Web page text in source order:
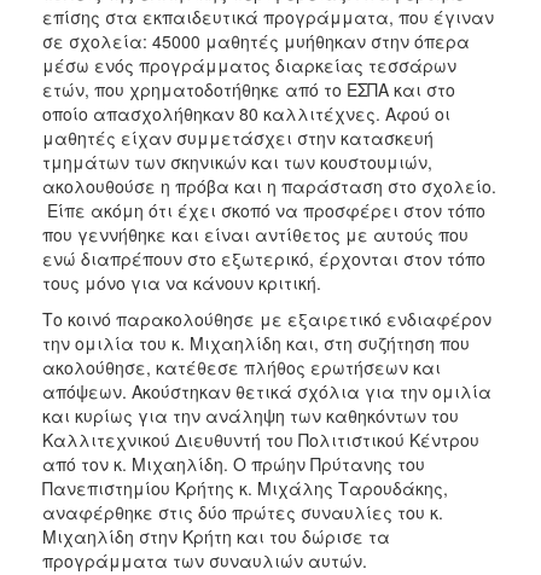
επίσης στα εκπαιδευτικά προγράμματα, που έγιναν
σε σχολεία: 45000 μαθητές μυήθηκαν στην όπερα
μέσω ενός προγράμματος διαρκείας τεσσάρων
ετών, που χρηματοδοτήθηκε από το ΕΣΠΑ και στο
οποίο απασχολήθηκαν 80 καλλιτέχνες. Αφού οι
μαθητές είχαν συμμετάσχει στην κατασκευή
τμημάτων των σκηνικών και των κουστουμιών,
ακολουθούσε η πρόβα και η παράσταση στο σχολείο.
Είπε ακόμη ότι έχει σκοπό να προσφέρει στον τόπο
που γεννήθηκε και είναι αντίθετος με αυτούς που
ενώ διαπρέπουν στο εξωτερικό, έρχονται στον τόπο
τους μόνο για να κάνουν κριτική.
Το κοινό παρακολούθησε με εξαιρετικό ενδιαφέρον
την ομιλία του κ. Μιχαηλίδη και, στη συζήτηση που
ακολούθησε, κατέθεσε πλήθος ερωτήσεων και
απόψεων. Ακούστηκαν θετικά σχόλια για την ομιλία
και κυρίως για την ανάληψη των καθηκόντων του
Καλλιτεχνικού Διευθυντή του Πολιτιστικού Κέντρου
από τον κ. Μιχαηλίδη. Ο πρώην Πρύτανης του
Πανεπιστημίου Κρήτης κ. Μιχάλης Ταρουδάκης,
αναφέρθηκε στις δύο πρώτες συναυλίες του κ.
Μιχαηλίδη στην Κρήτη και του δώρισε τα
προγράμματα των συναυλιών αυτών.